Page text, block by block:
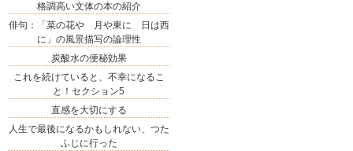
格調高い文体の本の紹介
俳句：「菜の花や 月や東に 日は西
に」の風景描写の論理性
炭酸水の便秘効果
これを続けていると、不幸になるこ
と！セクション5
直感を大切にする
人生で最後になるかもしれない、つた
ふじに行った